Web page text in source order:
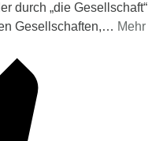
durch „die Gesellschaft“
Gesellschaften,… Mehr